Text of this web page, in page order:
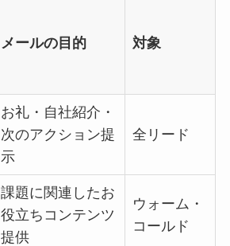
メールの目的 対象
お礼・自社紹介・
次のアクション提
示
全リード
課題に関連したお
役立ちコンテンツ
提供
ウォーム・
コールド